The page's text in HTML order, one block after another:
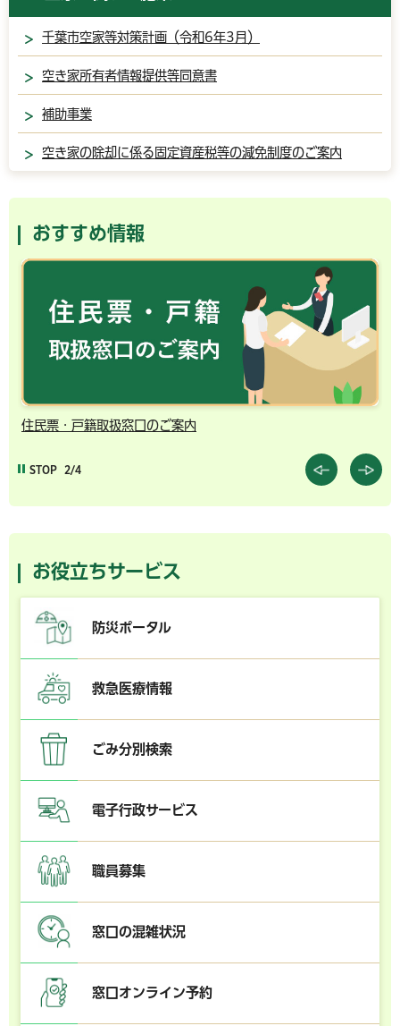
千葉市空家等対策計画（令和6年3月）
空き家所有者情報提供等同意書
補助事業
空き家の除却に係る固定資産税等の減免制度のご案内
おすすめ情報
住民票・戸籍取扱窓口のご案内
STOP 2/4
お役立ちサービス
防災ポータル
救急医療情報
ごみ分別検索
電子行政サービス
職員募集
窓口の混雑状況
窓口オンライン予約